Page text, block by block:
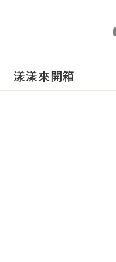
漾漾來開箱